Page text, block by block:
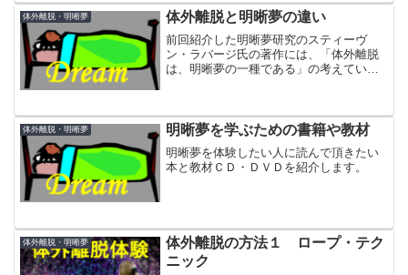
体外離脱・明晰夢 体外離脱と明晰夢の違い
前回紹介した明晰夢研究のスティーヴ
ン・ラバージ氏の著作には、「体外離脱
は、明晰夢の一種である」の考えている
体外離脱・明晰夢 明晰夢を学ぶための書籍や教材
明晰夢を体験したい人に読んで頂きたい
本と教材ＣＤ・ＤＶＤを紹介します。
体外離脱・明晰夢
体外離脱の方法１ ロープ・テク
ニック